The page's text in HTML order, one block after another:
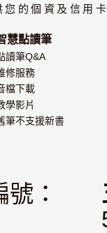
的個資及信用
慧點讀筆
讀筆Q&A
修服務
檔下載
學影片
筆不支援新書
：